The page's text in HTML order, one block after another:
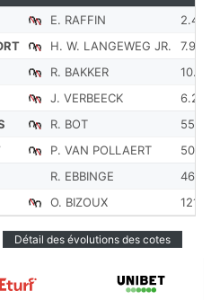
E. RAFFIN
2.4
H. W. LANGEWEG JR.
7.9
R. BAKKER
10.2
J. VERBEECK
6.2
R. BOT
55
P. VAN POLLAERT
50.6
R. EBBINGE
46.5
O. BIZOUX 121.3
Détail des évolutions des cotes